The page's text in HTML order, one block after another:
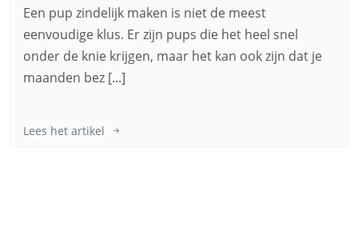
Een pup zindelijk maken is niet de meest
eenvoudige klus. Er zijn pups die het heel snel
onder de knie krijgen, maar het kan ook zijn dat je
maanden bez [...]
Lees het artikel